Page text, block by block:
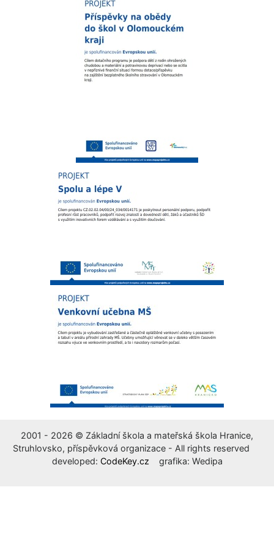
2001 - 2026 © Základní škola a mateřská škola Hranice,
Struhlovsko, příspěvková organizace - All rights reserved
developed: CodeKey.cz grafika: Wedipa